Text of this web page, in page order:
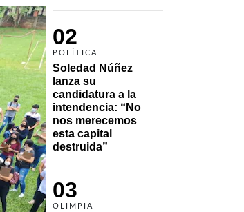
02
POLÍTICA
Soledad Núñez
lanza su
candidatura a la
intendencia: “No
nos merecemos
esta capital
destruida”
03
OLIMPIA